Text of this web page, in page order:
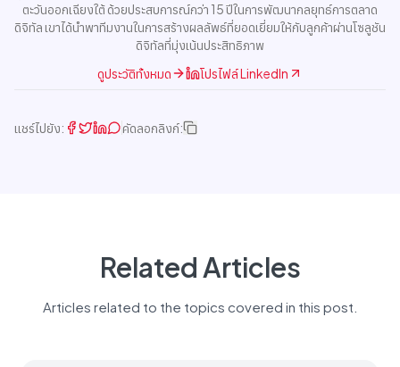
ตะวันออกเฉียงใต้ ด้วยประสบการณ์กว่า 15 ปีในการพัฒนากลยุทธ์การตลาด
ดิจิทัล เขาได้นำพาทีมงานในการสร้างผลลัพธ์ที่ยอดเยี่ยมให้กับลูกค้าผ่านโซลูชัน
ดิจิทัลที่มุ่งเน้นประสิทธิภาพ
ดูประวัติทั้งหมด
โปรไฟล์ LinkedIn
แชร์ไปยัง: คัดลอกลิงก์:
Related Articles
Articles related to the topics covered in this post.